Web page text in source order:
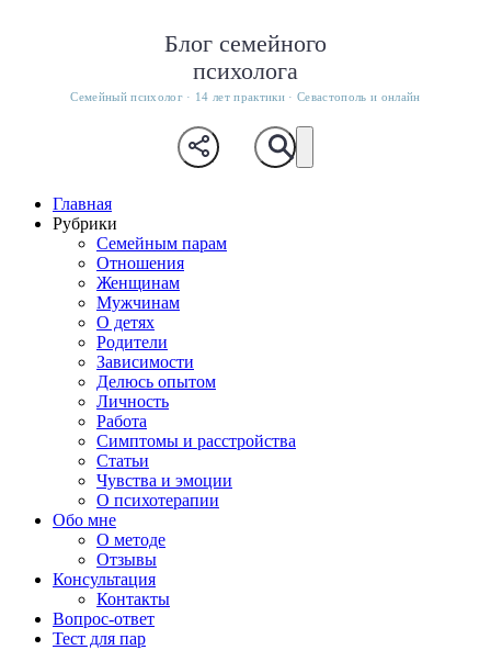
Блог семейного
психолога
Семейный психолог · 14 лет практики · Севастополь и онлайн
Главная
Рубрики
Семейным парам
Отношения
Женщинам
Мужчинам
О детях
Родители
Зависимости
Делюсь опытом
Личность
Работа
Симптомы и расстройства
Статьи
Чувства и эмоции
О психотерапии
Обо мне
О методе
Отзывы
Консультация
Контакты
Вопрос-ответ
Тест для пар